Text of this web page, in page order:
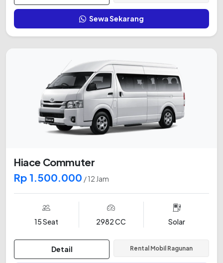
Sewa Sekarang
Hiace Commuter
Rp 1.500.000 / 12 Jam
15 Seat 2982 CC Solar
Detail Rental Mobil Ragunan